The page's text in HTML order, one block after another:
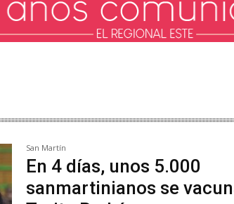
San Martín
En 4 días, unos 5.000
sanmartinianos se